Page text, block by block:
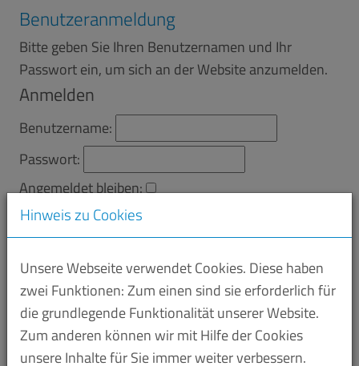
Benutzeranmeldung
Bitte geben Sie Ihren Benutzernamen und Ihr
Passwort ein, um sich an der Website anzumelden.
Anmelden
Benutzername:
Passwort:
Angemeldet bleiben:
Zugang interner Bereich
ME Saar bietet viele Services, die ausschließlich
unseren Mitgliedsunternehmen zur Verfügung
Hinweis zu Cookies
Unsere Webseite verwendet Cookies. Diese haben
zwei Funktionen: Zum einen sind sie erforderlich für
die grundlegende Funktionalität unserer Website.
Zum anderen können wir mit Hilfe der Cookies
unsere Inhalte für Sie immer weiter verbessern.